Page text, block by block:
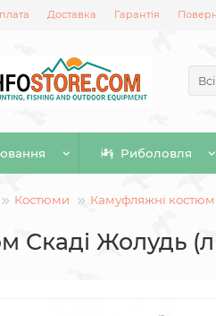
Доставка Гарантія
Риболовля
Костюми Камуфляжні
Скаді Жолудь